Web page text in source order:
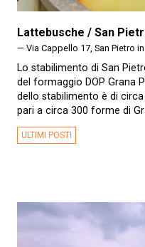
Lattebusche / San
— Via Cappello 17, San Pietro in
Lo stabilimento di San
del formaggio DOP Grana
dello stabilimento è di
pari a circa 300 forme di
ULTIMI POSTI